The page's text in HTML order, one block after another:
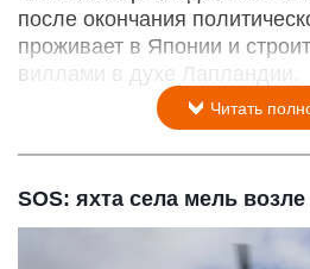
после окончания
проживает в Японии и
виллами в духе Лапландии.
Читать
SOS: яхта села мель